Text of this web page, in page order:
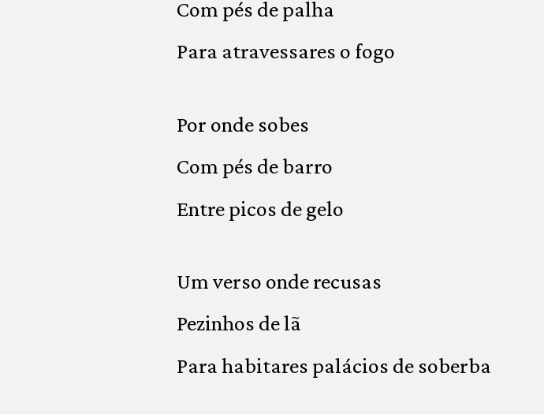
Com pés de palha
Para atravessares o fogo
Por onde sobes
Com pés de barro
Entre picos de gelo
Um verso onde recusas
Pezinhos de lã
Para habitares palácios de soberba